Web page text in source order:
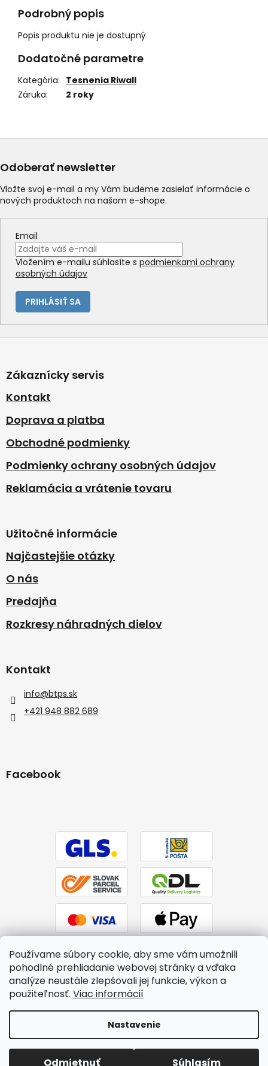
Používame súbory cookie, aby sme vám umožnili
pohodlné prehliadanie webovej stránky a vďaka
analýze neustále zlepšovali jej funkcie, výkon a
použiteľnosť. Viac informácií
Nastavenie
Odmietnuť Súhlasím
Podrobný popis
Popis produktu nie je dostupný
Dodatočné parametre
Kategória: Tesnenia Riwall
Záruka: 2 roky
Odoberať newsletter
Vložte svoj e-mail a my Vám budeme zasielať informácie o
nových produktoch na našom e-shope.
Email
Vložením e-mailu súhlasíte s podmienkami ochrany
osobných údajov
PRIHLÁSIŤ SA
p
ä
e
Zákaznícky servis
Kontakt
Doprava a platba
Obchodné podmienky
Podmienky ochrany osobných údajov
Reklamácia a vrátenie tovaru
Užitočné informácie
Najčastejšie otázky
O nás
Predajňa
Rozkresy náhradných dielov
Kontakt
info@btps.sk
+421 948 882 689
Facebook
Copyright 2026BTPS.sk. Všetky práva vyhradené.Upraviť